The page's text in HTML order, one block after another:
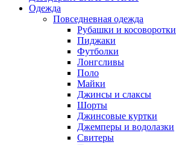
Одежда
Повседневная одежда
Рубашки и косоворотки
Пиджаки
Футболки
Лонгсливы
Поло
Майки
Джинсы и слаксы
Шорты
Джинсовые куртки
Джемперы и водолазки
Свитеры